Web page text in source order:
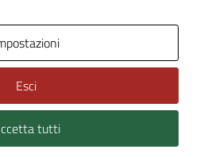
Esci
tutti